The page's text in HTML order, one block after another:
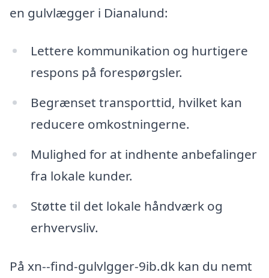
en gulvlægger i Dianalund:
Lettere kommunikation og hurtigere
respons på forespørgsler.
Begrænset transporttid, hvilket kan
reducere omkostningerne.
Mulighed for at indhente anbefalinger
fra lokale kunder.
Støtte til det lokale håndværk og
erhvervsliv.
På xn--find-gulvlgger-9ib.dk kan du nemt